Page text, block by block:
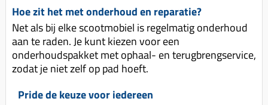
Hoe zit het met onderhoud en reparatie?
Net als bij elke scootmobiel is regelmatig onderhoud
aan te raden. Je kunt kiezen voor een
onderhoudspakket met ophaal- en terugbrengservice,
zodat je niet zelf op pad hoeft.
Pride de keuze voor iedereen